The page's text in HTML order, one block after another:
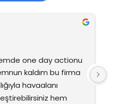
one day actionu
kaldım bu firma
havaalanı
hem